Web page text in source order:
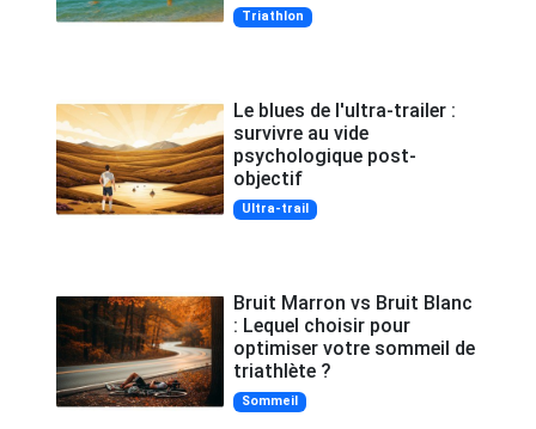
Triathlon
Le blues de l'ultra-trailer :
survivre au vide
psychologique post-
objectif
Ultra-trail
Bruit Marron vs Bruit Blanc
: Lequel choisir pour
optimiser votre sommeil de
triathlète ?
Sommeil